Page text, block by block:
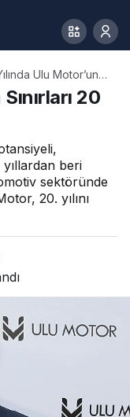
Ulu Motor’un
20 Ülkeyi Aştı!20
beri
sektöründe
20. yılını